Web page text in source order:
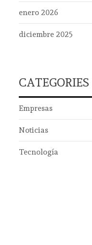
enero 2026
diciembre 2025
CATEGORIES
Empresas
Noticias
Tecnología